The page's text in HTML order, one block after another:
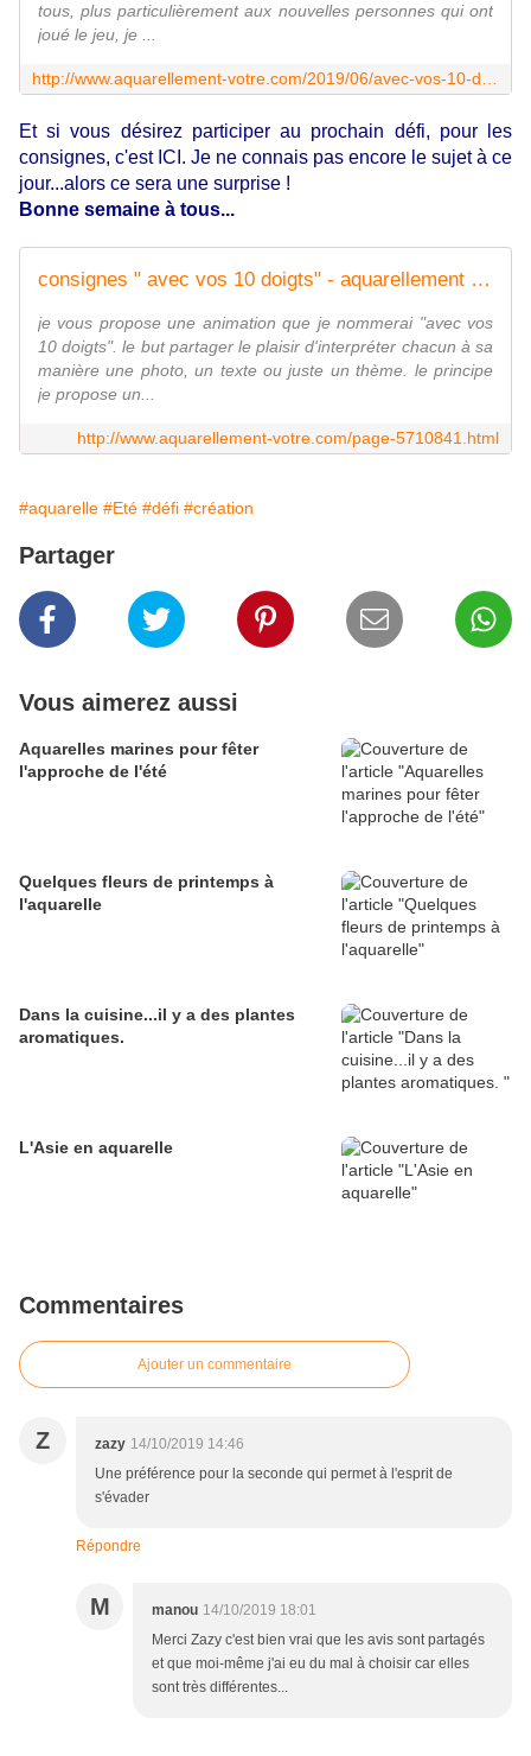
tous, plus particulièrement aux nouvelles personnes qui ont
joué le jeu, je ...
Et si vous désirez participer au prochain défi, pour les
consignes, c'est ICI. Je ne connais pas encore le sujet à ce
jour...alors ce sera une surprise !
Bonne semaine à tous...
consignes " avec vos 10 doigts" - aquarellement votre
je vous propose une animation que je nommerai "avec vos
10 doigts". le but partager le plaisir d'interpréter chacun à sa
manière une photo, un texte ou juste un thème. le principe
je propose un...
http://www.aquarellement-votre.com/page-5710841.html
#aquarelle #Eté #défi #création
Partager
Vous aimerez aussi
Aquarelles marines pour fêter
l'approche de l'été
Quelques fleurs de printemps à
l'aquarelle
Dans la cuisine...il y a des plantes
aromatiques.
L'Asie en aquarelle
Commentaires
Ajouter un commentaire
Z zazy 14/10/2019 14:46
Une préférence pour la seconde qui permet à l'esprit de
s'évader
Répondre
M manou 14/10/2019 18:01
Merci Zazy c'est bien vrai que les avis sont partagés
et que moi-même j'ai eu du mal à choisir car elles
sont très différentes...